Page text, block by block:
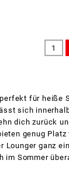
für heiße
sich
dich zurück
genug Platz
ganz
im Sommer